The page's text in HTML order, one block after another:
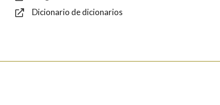
Dicionario de dicionarios